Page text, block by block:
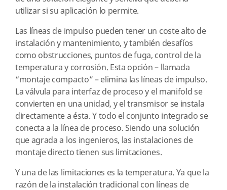
utilizar si su aplicación lo permite.
Las líneas de impulso pueden tener un coste alto de
instalación y mantenimiento, y también desafíos
como obstrucciones, puntos de fuga, control de la
temperatura y corrosión. Esta opción – llamada
“montaje compacto” – elimina las líneas de impulso.
La válvula para interfaz de proceso y el manifold se
convierten en una unidad, y el transmisor se instala
directamente a ésta. Y todo el conjunto integrado se
conecta a la línea de proceso. Siendo una solución
que agrada a los ingenieros, las instalaciones de
montaje directo tienen sus limitaciones.
Y una de las limitaciones es la temperatura. Ya que la
razón de la instalación tradicional con líneas de